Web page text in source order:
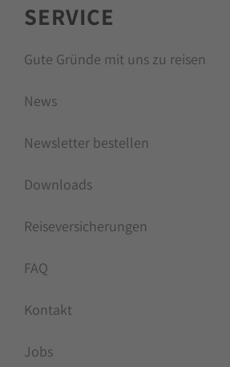
SERVICE
Gute Gründe mit uns zu reisen
News
Newsletter bestellen
Downloads
Reiseversicherungen
FAQ
Kontakt
Jobs